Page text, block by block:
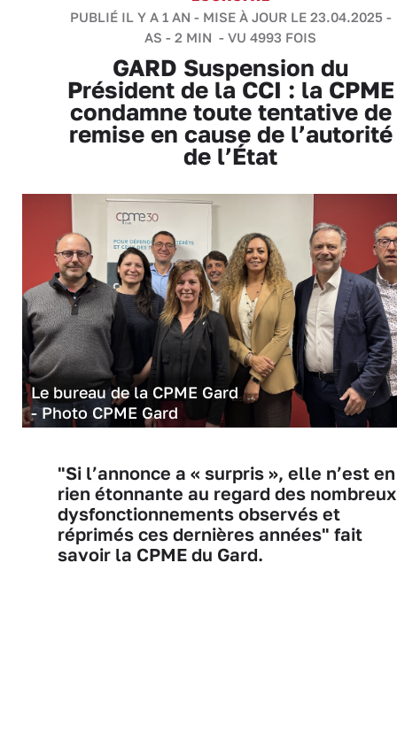
PUBLIÉ IL Y A 1 AN - MISE À JOUR LE 23.04.2025 -
AS - 2 MIN - VU 4993 FOIS
GARD Suspension du
Président de la CCI : la CPME
condamne toute tentative de
remise en cause de l’autorité
de l’État
Le bureau de la CPME Gard
- Photo CPME Gard
"Si l’annonce a « surpris », elle n’est en
rien étonnante au regard des nombreux
dysfonctionnements observés et
réprimés ces dernières années" fait
savoir la CPME du Gard.